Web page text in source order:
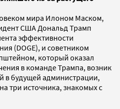
мира Илоном Маском,
США Дональд Трамп
эффективности
(DOGE), и советником
который оказал
в команде Трампа, возник
в будущей администрации,
три источника, знакомых с